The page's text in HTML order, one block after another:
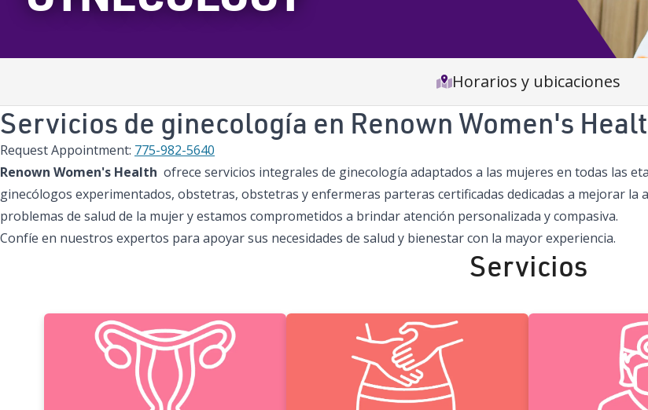
Horarios y ubicaciones
Servicios de ginecología en Renown Women's
Request Appointment: 775-982-5640
Renown Women's Health ofrece servicios integrales de ginecología adaptados a las mujeres en todas las
ginecólogos experimentados, obstetras, obstetras y enfermeras parteras certificadas dedicadas a mejorar la
problemas de salud de la mujer y estamos comprometidos a brindar atención personalizada y compasiva.
Confíe en nuestros expertos para apoyar sus necesidades de salud y bienestar con la mayor experiencia.
Servicios